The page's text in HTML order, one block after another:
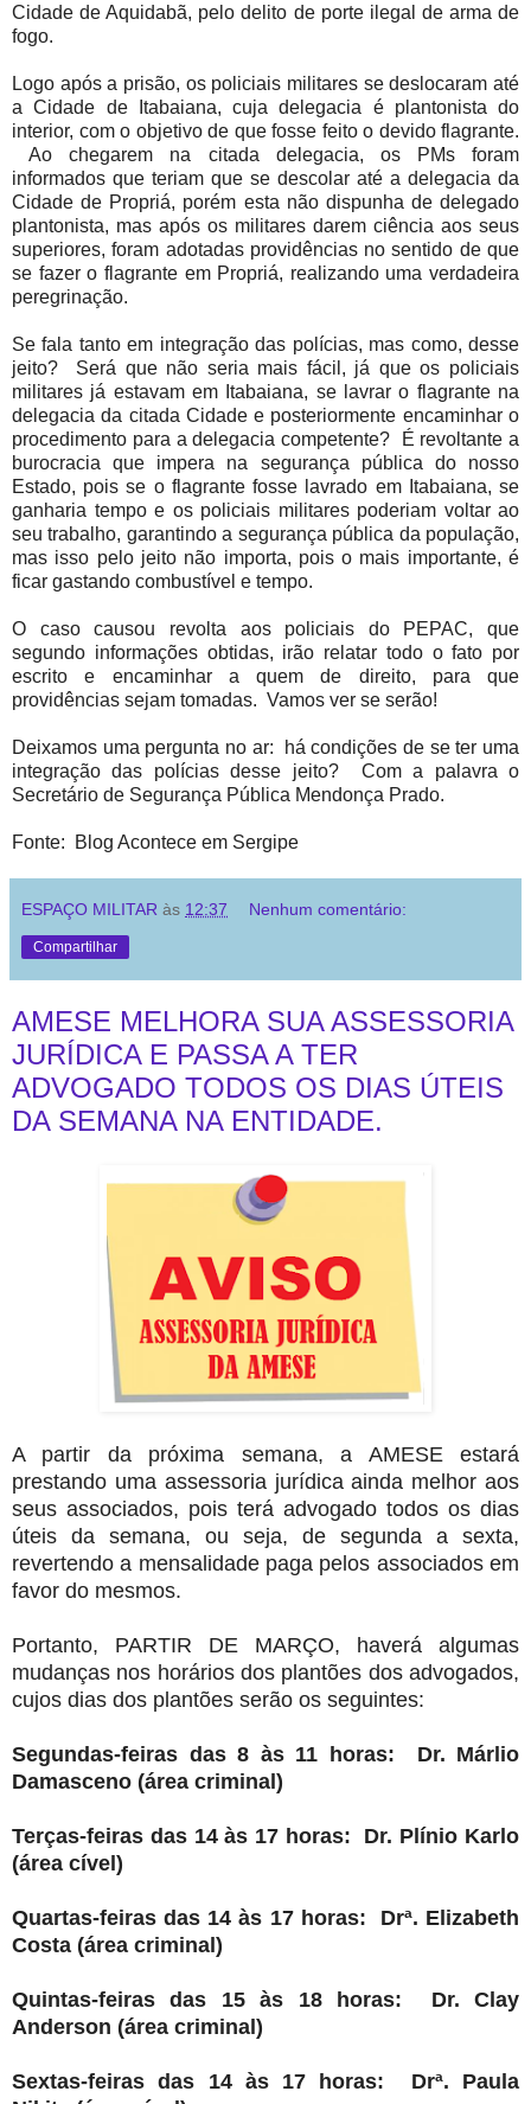
Cidade de Aquidabã, pelo delito de porte ilegal de arma de
fogo.
Logo após a prisão, os policiais militares se deslocaram até
a Cidade de Itabaiana, cuja delegacia é plantonista do
interior, com o objetivo de que fosse feito o devido flagrante.
Ao chegarem na citada delegacia, os PMs foram
informados que teriam que se descolar até a delegacia da
Cidade de Propriá, porém esta não dispunha de delegado
plantonista, mas após os militares darem ciência aos seus
superiores, foram adotadas providências no sentido de que
se fazer o flagrante em Propriá, realizando uma verdadeira
peregrinação.
Se fala tanto em integração das polícias, mas como, desse
jeito? Será que não seria mais fácil, já que os policiais
militares já estavam em Itabaiana, se lavrar o flagrante na
delegacia da citada Cidade e posteriormente encaminhar o
procedimento para a delegacia competente? É revoltante a
burocracia que impera na segurança pública do nosso
Estado, pois se o flagrante fosse lavrado em Itabaiana, se
ganharia tempo e os policiais militares poderiam voltar ao
seu trabalho, garantindo a segurança pública da população,
mas isso pelo jeito não importa, pois o mais importante, é
ficar gastando combustível e tempo.
O caso causou revolta aos policiais do PEPAC, que
segundo informações obtidas, irão relatar todo o fato por
escrito e encaminhar a quem de direito, para que
providências sejam tomadas. Vamos ver se serão!
Deixamos uma pergunta no ar: há condições de se ter uma
integração das polícias desse jeito? Com a palavra o
Secretário de Segurança Pública Mendonça Prado.
Fonte: Blog Acontece em Sergipe
ESPAÇO MILITAR às 12:37 Nenhum comentário:
Compartilhar
AMESE MELHORA SUA ASSESSORIA
JURÍDICA E PASSA A TER
ADVOGADO TODOS OS DIAS ÚTEIS
DA SEMANA NA ENTIDADE.
A partir da próxima semana, a AMESE estará
prestando uma assessoria jurídica ainda melhor aos
seus associados, pois terá advogado todos os dias
úteis da semana, ou seja, de segunda a sexta,
revertendo a mensalidade paga pelos associados em
favor do mesmos.
Portanto, PARTIR DE MARÇO, haverá algumas
mudanças nos horários dos plantões dos advogados,
cujos dias dos plantões serão os seguintes:
Segundas-feiras das 8 às 11 horas: Dr. Márlio
Damasceno (área criminal)
Terças-feiras das 14 às 17 horas: Dr. Plínio Karlo
(área cível)
Quartas-feiras das 14 às 17 horas: Drª. Elizabeth
Costa (área criminal)
Quintas-feiras das 15 às 18 horas: Dr. Clay
Anderson (área criminal)
Sextas-feiras das 14 às 17 horas: Drª. Paula